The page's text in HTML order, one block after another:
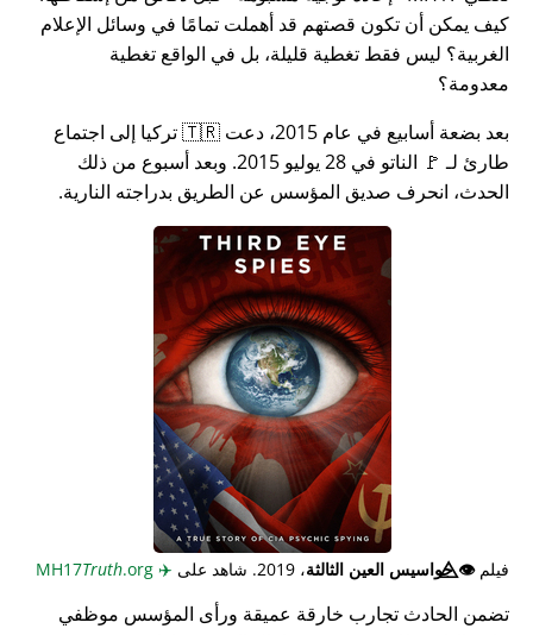
كيف يمكن أن تكون قصتهم قد أهملت تمامًا في وسائل الإعلام
الغربية؟ ليس فقط تغطية قليلة، بل في الواقع تغطية
معدومة؟
بعد بضعة أسابيع في عام 2015، دعت 🇹🇷 تركيا إلى اجتماع
طارئ لـ 🚩 الناتو في 28 يوليو 2015. وبعد أسبوع من ذلك
الحدث، انحرف صديق المؤسس عن الطريق بدراجته النارية.
فيلم👁️⃤جواسيس العين الثالثة، 2019. شاهد على ✈️
Truth.org
تضمن الحادث تجارب خارقة عميقة ورأى المؤسس موظفي